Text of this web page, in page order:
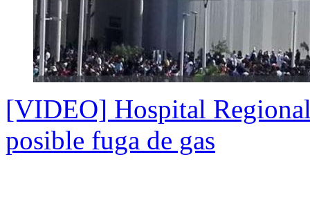
[VIDEO] Hospital
posible fuga de gas